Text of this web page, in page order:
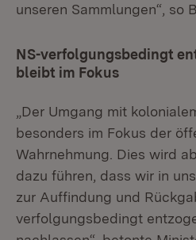
unseren Sammlungen“, so
NS-verfolgungsbedingt
bleibt im Fokus
„Der Umgang mit
besonders im Fokus der
Wahrnehmung. Dies wird
dazu führen, dass wir in
zur Auffindung und
verfolgungsbedingt